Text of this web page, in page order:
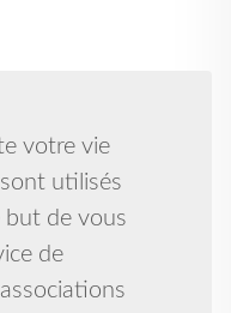
votre vie
utilisés
but de vous
de